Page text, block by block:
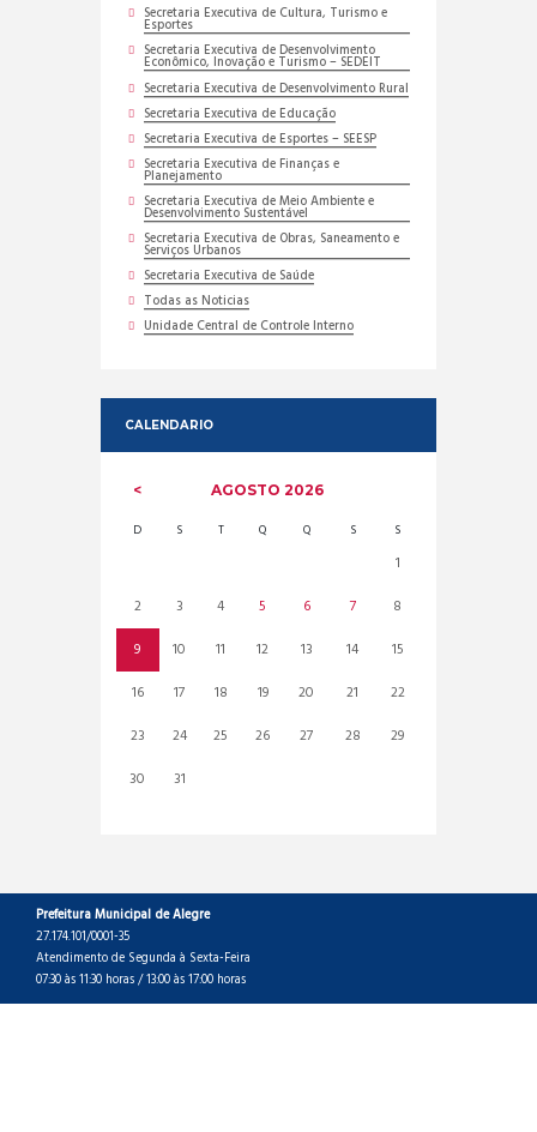
Secretaria Executiva de Cultura, Turismo e
Esportes
Secretaria Executiva de Desenvolvimento
Econômico, Inovação e Turismo – SEDEIT
Secretaria Executiva de Desenvolvimento Rural
Secretaria Executiva de Educação
Secretaria Executiva de Esportes – SEESP
Secretaria Executiva de Finanças e
Planejamento
Secretaria Executiva de Meio Ambiente e
Desenvolvimento Sustentável
Secretaria Executiva de Obras, Saneamento e
Serviços Urbanos
Secretaria Executiva de Saúde
Todas as Noticias
Unidade Central de Controle Interno
CALENDARIO
AGOSTO2026
D S T Q Q S S
1
2
3 4 5 6 7
8
9
10 11 12 13 14
15
16
17 18 19 20 21
22
23
24 25 26 27 28
29
30
31
Prefeitura Municipal de Alegre
27.174.101/0001-35
Atendimento de Segunda à Sexta-Feira
07:30 às 11:30 horas / 13:00 às 17:00 horas